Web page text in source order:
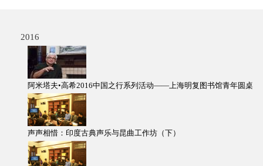
2016
阿米塔夫•高希2016中国之行系列活动——上海明复图书馆青年圆桌
声声相惜：印度古典声乐与昆曲工作坊（下）